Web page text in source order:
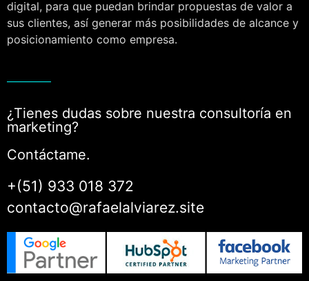
digital, para que puedan brindar propuestas de valor a
sus clientes, así generar más posibilidades de alcance y
posicionamiento como empresa.
¿Tienes dudas sobre nuestra consultoría en
marketing?
Contáctame.
+(51) 933 018 372
contacto@rafaelalviarez.site